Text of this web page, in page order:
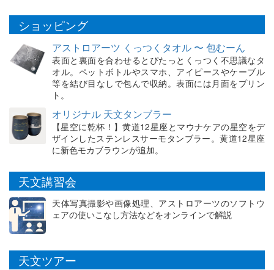
ショッピング
アストロアーツ くっつくタオル 〜 包むーん
表面と裏面を合わせるとぴたっとくっつく不思議なタ
オル。ペットボトルやスマホ、アイピースやケーブル
等を結び目なしで包んで収納。表面には月面をプリン
ト。
オリジナル 天文タンブラー
【星空に乾杯！】黄道12星座とマウナケアの星空をデ
ザインしたステンレスサーモタンブラー。黄道12星座
に新色モカブラウンが追加。
天文講習会
天体写真撮影や画像処理、アストロアーツのソフトウ
ェアの使いこなし方法などをオンラインで解説
天文ツアー